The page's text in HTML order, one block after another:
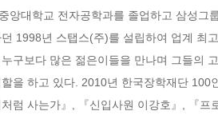
앙대학교 전자공학과를 졸업하고 삼성
1998년 스탭스(주)를 설립하여 업계 최
구보다 많은 젊은이들을 만나며 그들의
을 하고 있다. 2010년 한국장학재단
럼 사는가』, 『신입사원 이강호』, 『프